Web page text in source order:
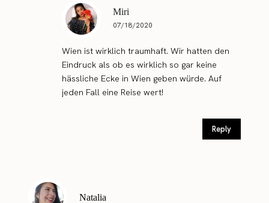
Miri
07/18/2020
Wien ist wirklich traumhaft. Wir hatten den
Eindruck als ob es wirklich so gar keine
hässliche Ecke in Wien geben würde. Auf
jeden Fall eine Reise wert!
Reply
Natalia